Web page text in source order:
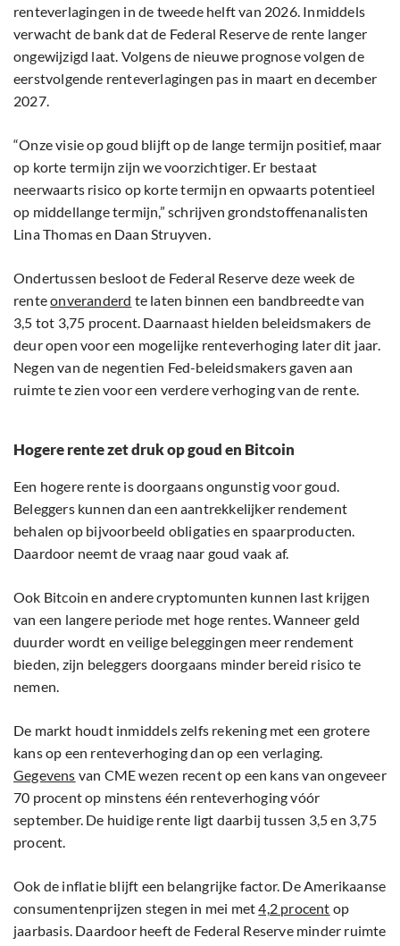
renteverlagingen in de tweede helft van 2026. Inmiddels
verwacht de bank dat de Federal Reserve de rente langer
ongewijzigd laat. Volgens de nieuwe prognose volgen de
eerstvolgende renteverlagingen pas in maart en december
2027.
“Onze visie op goud blijft op de lange termijn positief, maar
op korte termijn zijn we voorzichtiger. Er bestaat
neerwaarts risico op korte termijn en opwaarts potentieel
op middellange termijn,” schrijven grondstoffenanalisten
Lina Thomas en Daan Struyven.
Ondertussen besloot de Federal Reserve deze week de
renteonveranderd te laten binnen een bandbreedte van
3,5 tot 3,75 procent. Daarnaast hielden beleidsmakers de
deur open voor een mogelijke renteverhoging later dit jaar.
Negen van de negentien Fed-beleidsmakers gaven aan
ruimte te zien voor een verdere verhoging van de rente.
Hogere rente zet druk op goud en Bitcoin
Een hogere rente is doorgaans ongunstig voor goud.
Beleggers kunnen dan een aantrekkelijker rendement
behalen op bijvoorbeeld obligaties en spaarproducten.
Daardoor neemt de vraag naar goud vaak af.
Ook Bitcoin en andere cryptomunten kunnen last krijgen
van een langere periode met hoge rentes. Wanneer geld
duurder wordt en veilige beleggingen meer rendement
bieden, zijn beleggers doorgaans minder bereid risico te
nemen.
De markt houdt inmiddels zelfs rekening met een grotere
kans op een renteverhoging dan op een verlaging.
Gegevens van CME wezen recent op een kans van ongeveer
70 procent op minstens één renteverhoging vóór
september. De huidige rente ligt daarbij tussen 3,5 en 3,75
procent.
Ook de inflatie blijft een belangrijke factor. De Amerikaanse
consumentenprijzen stegen in mei met4,2 procent op
jaarbasis. Daardoor heeft de Federal Reserve minder ruimte